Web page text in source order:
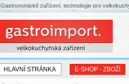
HLAVNÍ STRÁNKA E-SHOP - ZBOŽÍ
Gastronomické zařízení, technologie pro